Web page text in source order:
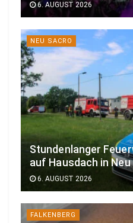
6. AUGUST 2026
NEU SACRO
Stundenlanger
auf Hausdach in
6. AUGUST 2026
FALKENBERG